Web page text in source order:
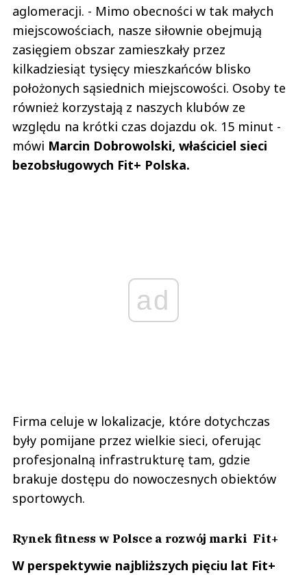
aglomeracji. - Mimo obecności w tak małych
miejscowościach, nasze siłownie obejmują
zasięgiem obszar zamieszkały przez
kilkadziesiąt tysięcy mieszkańców blisko
położonych sąsiednich miejscowości. Osoby te
również korzystają z naszych klubów ze
względu na krótki czas dojazdu ok. 15 minut -
mówi Marcin Dobrowolski, właściciel sieci
bezobsługowych Fit+ Polska.
ad
Firma celuje w lokalizacje, które dotychczas
były pomijane przez wielkie sieci, oferując
profesjonalną infrastrukturę tam, gdzie
brakuje dostępu do nowoczesnych obiektów
sportowych.
Rynek fitness w Polsce a rozwój marki Fit+
W perspektywie najbliższych pięciu lat Fit+